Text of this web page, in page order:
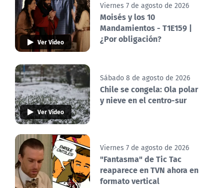
Ver Video
Viernes 7 de agosto de 2026
Moisés y los 10
Mandamientos - T1E159 |
¿Por obligación?
Ver Video
Sábado 8 de agosto de 2026
Chile se congela: Ola polar
y nieve en el centro-sur
Viernes 7 de agosto de 2026
"Fantasma" de Tic Tac
reaparece en TVN ahora en
formato vertical